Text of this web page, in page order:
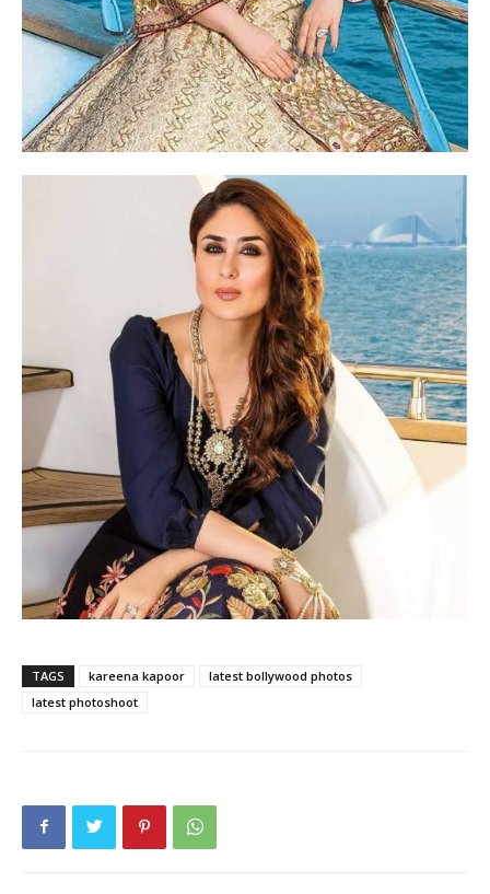
TAGS kareena kapoor
latest bollywood photos
latest photoshoot